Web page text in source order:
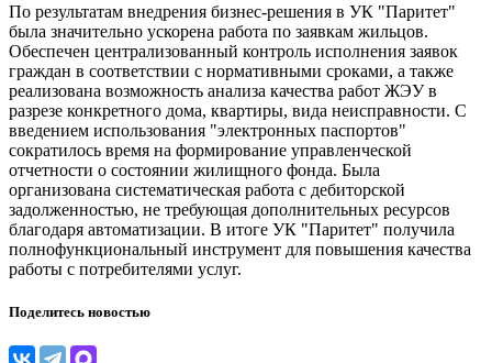
По результатам внедрения бизнес-решения в УК "Паритет"
была значительно ускорена работа по заявкам жильцов.
Обеспечен централизованный контроль исполнения заявок
граждан в соответствии с нормативными сроками, а также
реализована возможность анализа качества работ ЖЭУ в
разрезе конкретного дома, квартиры, вида неисправности. С
введением использования "электронных паспортов"
сократилось время на формирование управленческой
отчетности о состоянии жилищного фонда. Была
организована систематическая работа с дебиторской
задолженностью, не требующая дополнительных ресурсов
благодаря автоматизации. В итоге УК "Паритет" получила
полнофункциональный инструмент для повышения качества
работы с потребителями услуг.
Поделитесь новостью